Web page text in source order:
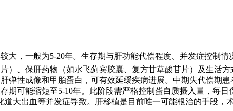
，一般为5-20年。生存期与肝功能代偿程度、并发症控制情
、保肝药物（如水飞蓟宾胶囊、复方甘草酸苷片）及生活
性成像和甲胎蛋白，可有效延缓疾病进展。中期失代偿期
可能缩短至5-10年。此阶段需严格控制蛋白质摄入量，每
大出血等并发症导致。肝移植是目前唯一可能根治的手段，